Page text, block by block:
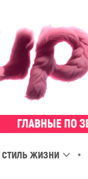
стиль жизни